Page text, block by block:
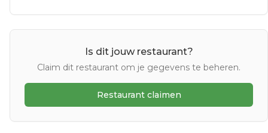
Is dit jouw restaurant?
Claim dit restaurant om je gegevens te beheren.
Restaurant claimen